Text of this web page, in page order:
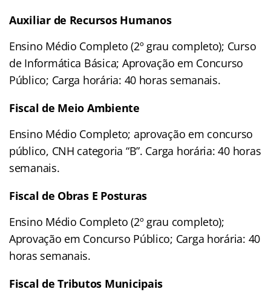
Auxiliar de Recursos Humanos
Ensino Médio Completo (2º grau completo); Curso
de Informática Básica; Aprovação em Concurso
Público; Carga horária: 40 horas semanais.
Fiscal de Meio Ambiente
Ensino Médio Completo; aprovação em concurso
público, CNH categoria “B”. Carga horária: 40 horas
semanais.
Fiscal de Obras E Posturas
Ensino Médio Completo (2º grau completo);
Aprovação em Concurso Público; Carga horária: 40
horas semanais.
Fiscal de Tributos Municipais